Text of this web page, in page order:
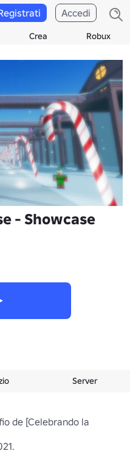
Crea Robux
Accedi
- Showcase
Server
de [Celebrando la